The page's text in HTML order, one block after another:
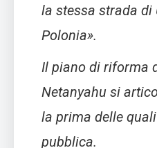
la stessa strada di
Polonia».
Il piano di riforma
Netanyahu si
la prima delle
pubblica.